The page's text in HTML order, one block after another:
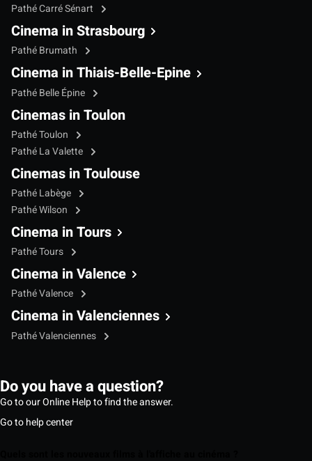
Pathé Carré Sénart
Cinema in Strasbourg
Pathé Brumath
Cinema in Thiais-Belle-Epine
Pathé Belle Épine
Cinemas in Toulon
Pathé Toulon
Pathé La Valette
Cinemas in Toulouse
Pathé Labège
Pathé Wilson
Cinema in Tours
Pathé Tours
Cinema in Valence
Pathé Valence
Cinema in Valenciennes
Pathé Valenciennes
Do you have a question?
Go to our Online Help to find the answer.
Go to help center